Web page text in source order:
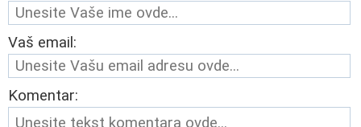
Vaš email:
Komentar: